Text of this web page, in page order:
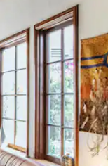
die Ergebnisse